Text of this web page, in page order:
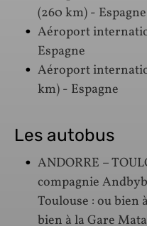
(260 km) - Espagne
Aéroport
Espagne
Aéroport
km) - Espagne
Les autobus
ANDORRE –
compagnie
Toulouse : ou bien
bien à la Gare